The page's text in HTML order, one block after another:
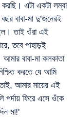
এটা একটা লম্বা
বাবা-মা দু’জনেরই
তাই ওঁরা এই
তবে পাহাড়ই
বাবা-মা কলকাতা
করতে যে আমি
আমার মায়ের এই
পর্দায় ফিরে এসে ওঁকে
মা!'